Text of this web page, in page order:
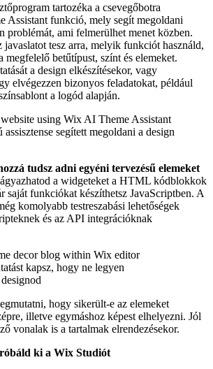
tartozéka a csevegőbotra
Assistant funkció, mely segít megoldani
problémát, ami felmerülhet menet közben.
javaslatot tesz arra, melyik funkciót használd,
megfelelő betűtípust, színt és elemeket.
a design elkészítésekor, vagy
elvégezzen bizonyos feladatokat, például
a logód alapján.
segített megoldani a design
tudsz adni egyéni tervezésű elemeket
a widgeteket a HTML kódblokkok
saját funkciókat készíthetsz JavaScriptben. A
komolyabb testreszabási lehetőségek
és az API integrációknak
kapsz, hogy ne legyen
hogy sikerült-e az elemeket
illetve egymáshoz képest elhelyezni. Jól
vonalak is a tartalmak elrendezésekor.
ki a Wix Studiót